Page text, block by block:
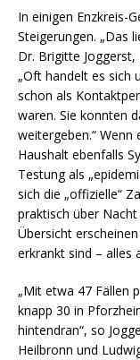
In einigen Enzkreis-
Steigerungen. „Das
Dr. Brigitte
„Oft handelt es sich
schon als
waren. Sie konnten
weitergeben.“
Haushalt ebenfalls
Testung als
sich die „offizielle“
praktisch über
Übersicht
erkrankt sind – alles
„Mit etwa 47 Fällen
knapp 30 in
hintendran“, so
Heilbronn und